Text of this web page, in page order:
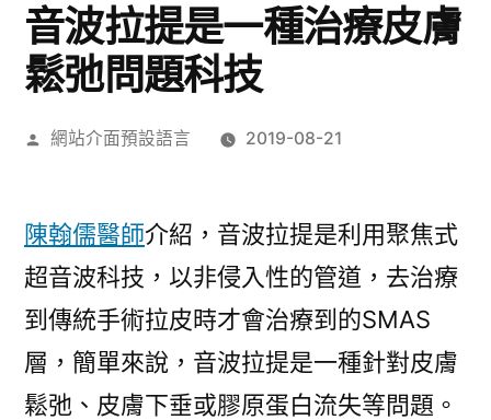
音波拉提是一種治療皮膚
鬆弛問題科技
作
網站介面預設語言 2019-08-21
陳翰儒醫師介紹，音波拉提是利用聚焦式
超音波科技，以非侵入性的管道，去治療
到傳統手術拉皮時才會治療到的SMAS
層，簡單來說，音波拉提是一種針對皮膚
鬆弛、皮膚下垂或膠原蛋白流失等問題。